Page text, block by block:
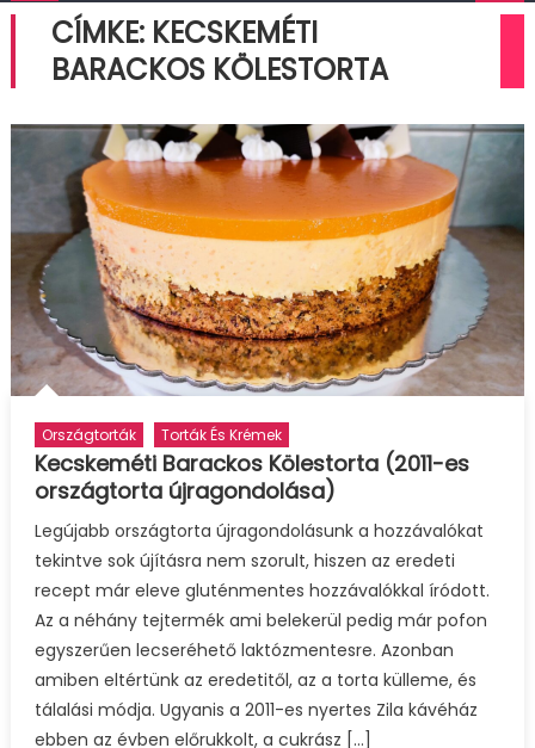
CÍMKE: KECSKEMÉTI
BARACKOS KÖLESTORTA
Országtorták Torták És Krémek
Kecskeméti Barackos Kölestorta (2011-es
országtorta újragondolása)
Legújabb országtorta újragondolásunk a hozzávalókat
tekintve sok újításra nem szorult, hiszen az eredeti
recept már eleve gluténmentes hozzávalókkal íródott.
Az a néhány tejtermék ami belekerül pedig már pofon
egyszerűen lecseréhető laktózmentesre. Azonban
amiben eltértünk az eredetitől, az a torta külleme, és
tálalási módja. Ugyanis a 2011-es nyertes Zila kávéház
ebben az évben előrukkolt, a cukrász […]